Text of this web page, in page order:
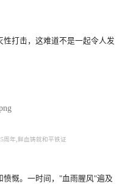
打击，这难道不是一起令人发
周年,鲜血铸就和平铁证
愤慨。一时间，"血雨腥风"遍及